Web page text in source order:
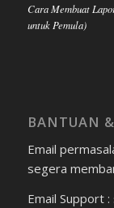
Cara Membuat
untuk Pemula)
BANTUAN
Email
segera
Email Support